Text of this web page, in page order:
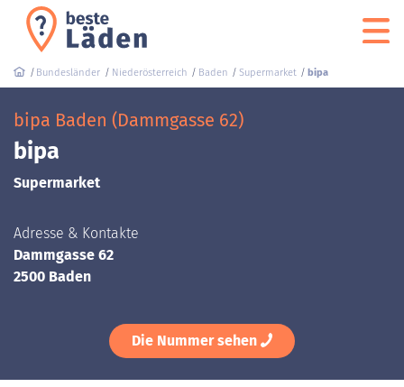
Bundesländer Niederösterreich Baden Supermarket bipa
bipa Baden (Dammgasse 62)
bipa
Supermarket
Adresse & Kontakte
Dammgasse 62
2500 Baden
Die Nummer sehen